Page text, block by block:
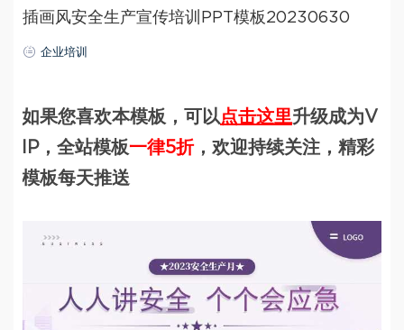
插画风安全生产宣传培训PPT模板20230630
企业培训
如果您喜欢本模板，可以点击这里升级成为V
IP，全站模板一律5折，欢迎持续关注，精彩
模板每天推送